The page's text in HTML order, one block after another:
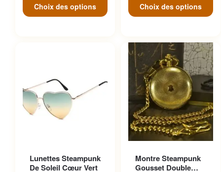
Choix des options Choix des options
Lunettes Steampunk
De Soleil Cœur Vert
variations. Les options
Montre Steampunk
Gousset Double